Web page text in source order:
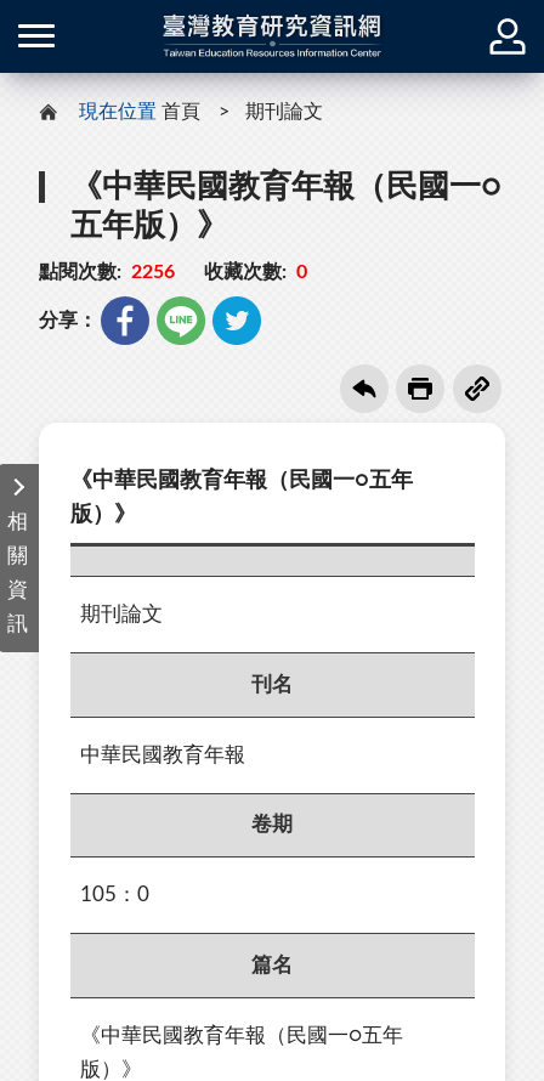
現在位置 首頁 期刊論文
《中華民國教育年報（民國一○
五年版）》
點閱次數: 2256 收藏次數: 0
分享：
相
關
資
訊
《中華民國教育年報（民國一○五年
版）》
期刊論文
刊名
中華民國教育年報
卷期
105：0
篇名
《中華民國教育年報（民國一○五年
版）》